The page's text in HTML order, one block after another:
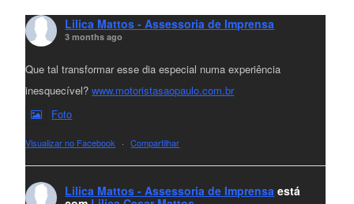
Lilica Mattos - Assessoria de Imprensa
3 months ago
Que tal transformar esse dia especial numa experiência
inesquecível?www.motoristasaopaulo.com.br
Foto
Visualizar no Facebook · Compartilhar
Lilica Mattos - Assessoria de Imprensa está